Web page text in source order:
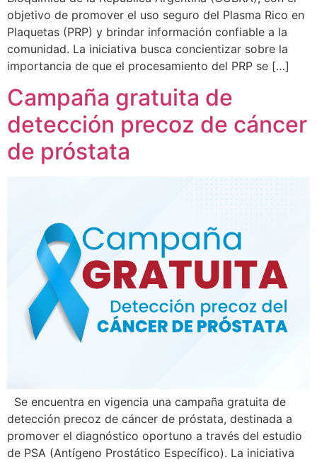
objetivo de promover el uso seguro del Plasma Rico en
Plaquetas (PRP) y brindar información confiable a la
comunidad. La iniciativa busca concientizar sobre la
importancia de que el procesamiento del PRP se […]
Campaña gratuita de
detección precoz de cáncer
de próstata
Se encuentra en vigencia una campaña gratuita de
detección precoz de cáncer de próstata, destinada a
promover el diagnóstico oportuno a través del estudio
de PSA (Antígeno Prostático Específico). La iniciativa